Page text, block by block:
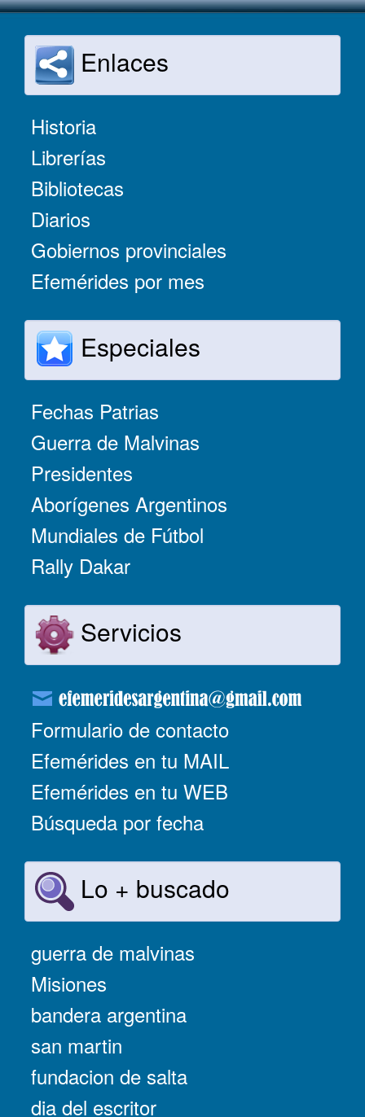
Enlaces
Historia
Librerías
Bibliotecas
Diarios
Gobiernos provinciales
Efemérides por mes
Especiales
Fechas Patrias
Guerra de Malvinas
Presidentes
Aborígenes Argentinos
Mundiales de Fútbol
Rally Dakar
Servicios
Formulario de contacto
Efemérides en tu MAIL
Efemérides en tu WEB
Búsqueda por fecha
Lo + buscado
guerra de malvinas
Misiones
bandera argentina
san martin
fundacion de salta
dia del escritor